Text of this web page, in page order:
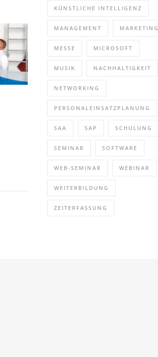
KÜNSTLICHE INTELLIGENZ
MANAGEMENT MARKETING
MESSE MICROSOFT
MUSIK NACHHALTIGKEIT
NETWORKING
PERSONALEINSATZPLANUNG
SAA SAP SCHULUNG
SEMINAR SOFTWARE
WEB-SEMINAR WEBINAR
WEITERBILDUNG
ZEITERFASSUNG